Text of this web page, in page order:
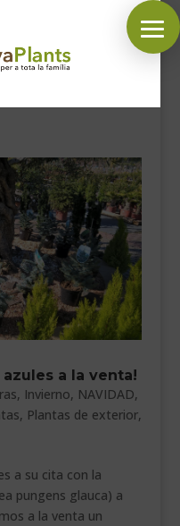
azules a la venta!
, Invierno, NAVIDAD,
, Plantas de exterior,
a su cita con la
pungens glauca) a
a la venta un